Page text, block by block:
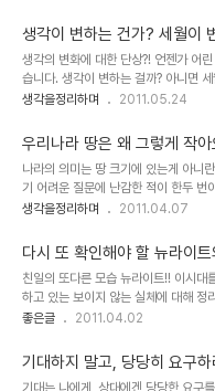
할 게재가 안되겠죠. 남녀가 만나 결혼
사람들이 그 아이의 이름에 많은 신경
하구요. 그런데, 되돌아 보면 이름에 대
거나 교육적으로 가르침을 받은 기억
꼭 가르쳐서 알게 된다기 보다 이런 저
께할 자신의 이름을..
생각이 변하는 건가? 세월이
생각의 변화에 대한 단상?! 언젠가 어
습니다. 생각이 변하는 걸까? 아니면
대한 고민으로서 그 때 세웠던 가설은
행위는 당연시하면서 학생들에겐 왜 못
되면, 학생들의 담배 피우는 행위에 대
리고 그렇게 다짐한 것에 대한 생각할
나는 변하지 않았다.그러나 그 변하지
내가 괜찮다고 생각한 그 기준은 담배
던 기준을 넘어선 행위..
생각을정리하며 2011.05.24
우리나라 땅은 왜 그렇게 작아
나라의 의미는 땅 크기에 있는게 아니
기 어려운 질문에 난감한 적이 한두 번
우는 부모들이 모두 겪는 일이겠지만
렇게 작아요?" "지구 본을 보면 우리나
요." 그때 당시로 이제 막 7살이 된-뭐
후 개월 수로 따진다면, 아직 만 6살
에 순간 나는 당황하고 말았습니다. 이
나? 그래서 궁여지책으로 우선... "나라
나라에 대..
생각을정리하며 2011.04.07
다시 또 확인해야 할 뉴라이트
친일의 또다른 모습 뉴라이트!! 이시대
하고 있는 보이지 않는 실체에 대해 정
트"는 그 중 하나라고 생각합니다... 이
글입니다. 좋은 글을 더욱 많은 분들과
신(變身)은 이 시대의 필연인가? 중도
좋은글 2011.04.02
기대하지 말고, 당당히 요구하
기대는 나에게, 상대에겐 당당한 요구